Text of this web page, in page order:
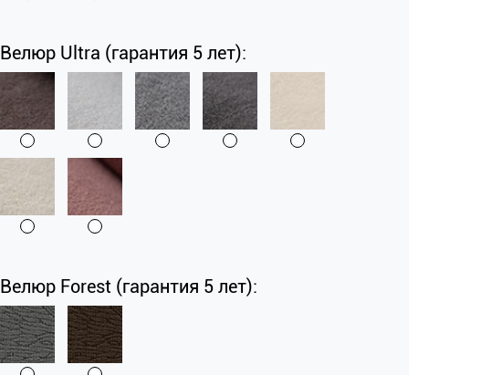
Велюр Ultra (гарантия 5 лет):
Велюр Forest (гарантия 5 лет):